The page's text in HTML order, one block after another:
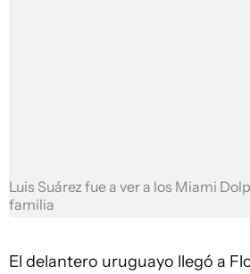
Luis Suárez fue a ver a los Miami
familia
El delantero uruguayo llegó a